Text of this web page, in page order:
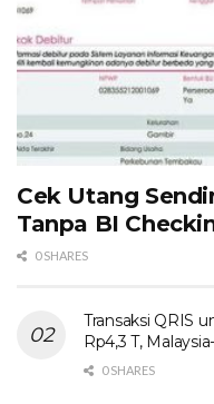
Cek Utang
Tanpa BI
0 SHARES
Transaksi QRIS
Rp4,3 T,
0 SHARES